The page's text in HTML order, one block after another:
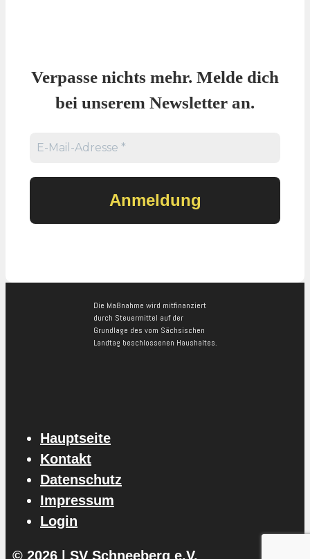
Verpasse nichts mehr. Melde dich
bei unserem Newsletter an.
Die Maßnahme wird mitfinanziert
durch Steuermittel auf der
Grundlage des vom Sächsischen
Landtag beschlossenen Haushaltes.
Hauptseite
Kontakt
Datenschutz
Impressum
Login
© 2026 | SV Schneeberg e.V.